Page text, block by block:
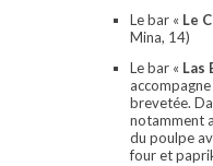
Le bar « Le
Mina, 14)
Le bar « Las
brevetée.
notamment
du poulpe
four et